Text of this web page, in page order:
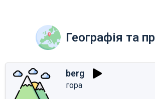
Географія та
berg
гора